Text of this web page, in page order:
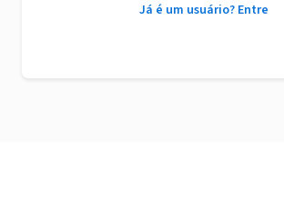
Já é um usuário? Entre